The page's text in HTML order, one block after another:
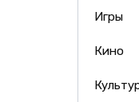
Игры
Кино